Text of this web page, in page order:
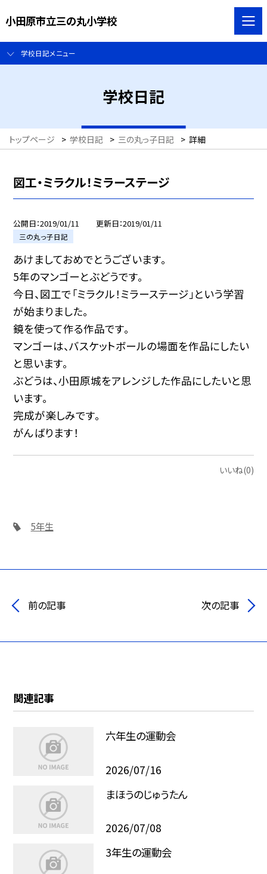
小田原市立三の丸小学校
学校日記メニュー
学校日記
トップページ > 学校日記 > 三の丸っ子日記 > 詳細
図工・ミラクル！ミラーステージ
公開日 2019/01/11 更新日 2019/01/11
三の丸っ子日記
あけましておめでとうございます。
5年のマンゴーとぶどうです。
今日、図工で「ミラクル！ミラーステージ」という学習
が始まりました。
鏡を使って作る作品です。
マンゴーは、バスケットボールの場面を作品にしたい
と思います。
ぶどうは、小田原城をアレンジした作品にしたいと思
います。
完成が楽しみです。
がんばります！
いいね(0)
5年生
前の記事 次の記事
関連記事
六年生の運動会
2026/07/16
まほうのじゅうたん
2026/07/08
3年生の運動会